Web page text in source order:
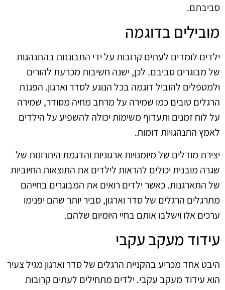
סביבתם.
מובילים בדוגמה
ילדים לומדים לעתים קרובות על ידי התבוננות בהתנהגות
של מבוגרים סביבם. לכן, ישנה חשיבות מכרעת להורים
ולמטפלים להוביל דוגמה בכל הנוגע לסדר וארגון. הפגנת
הרגלים טובים כמו שמירה על מרחב מחיה מסודר, שמירה
על לוח זמנים ותעדוף משימות יכולה להשפיע על הילדים
לאמץ התנהגויות דומות.
יצירת מודלים של מיומנויות ארגוניות והדגמת היתרונות של
שגרה מובנית יכולים להראות לילדים את התוצאות החיוביות
של התארגנות. כאשר ילדים רואים את המבוגרים בחייהם
מתרגלים הרגלים של סדר וארגון, סביר יותר שהם יפנימו
ערכים אלו וישלבו אותם בחיי היומיום שלהם.
עידוד מעקב עקבי
היבט אחד מכריע בהקניית הרגלים של סדר וארגון מגיל צעיר
הוא עידוד מעקב עקבי. ילדים מתחילים לעתים קרובות